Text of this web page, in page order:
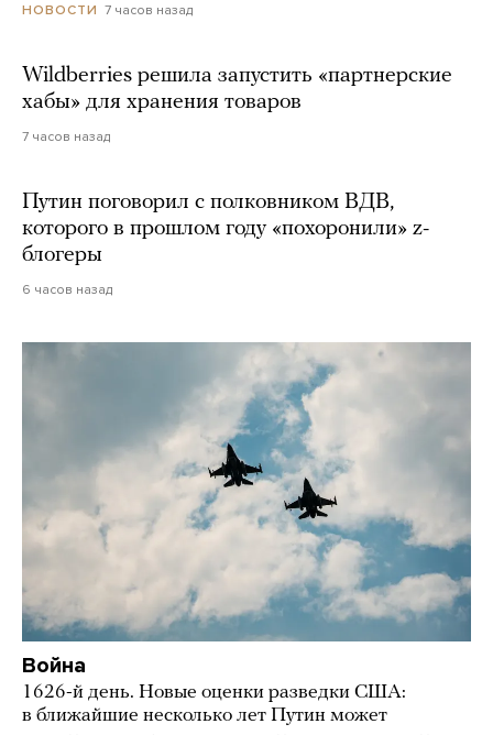
НОВОСТИ 7 часов назад
Wildberries решила запустить «партнерские
хабы» для хранения товаров
7 часов назад
Путин поговорил с полковником ВДВ,
которого в прошлом году «похоронили» z-
блогеры
6 часов назад
Война
1626-й день. Новые оценки разведки США:
в ближайшие несколько лет Путин может